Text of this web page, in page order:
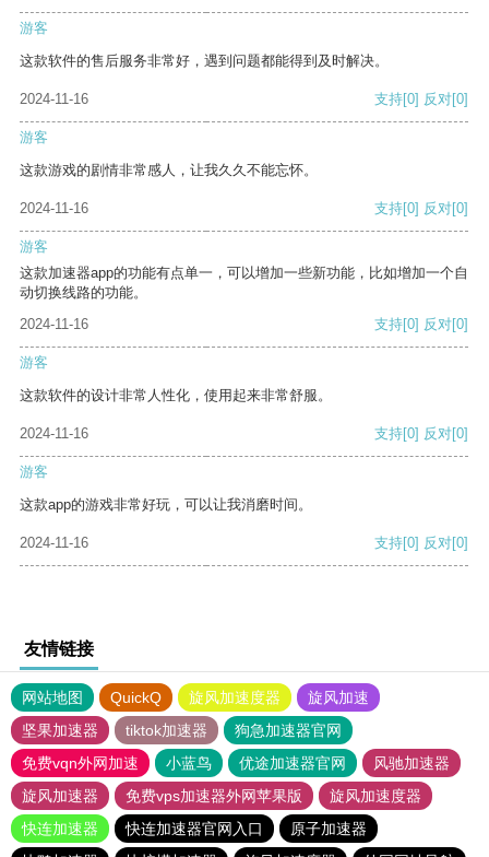
游客
这款软件的售后服务非常好，遇到问题都能得到及时解决。
2024-11-16 支持[0] 反对[0]
游客
这款游戏的剧情非常感人，让我久久不能忘怀。
2024-11-16 支持[0] 反对[0]
游客
这款加速器app的功能有点单一，可以增加一些新功能，比如增加一个自
动切换线路的功能。
2024-11-16
支持[0] 反对[0]
游客
这款软件的设计非常人性化，使用起来非常舒服。
2024-11-16 支持[0] 反对[0]
游客
这款app的游戏非常好玩，可以让我消磨时间。
2024-11-16 支持[0] 反对[0]
友情链接
网站地图 QuickQ 旋风加速度器
旋风加速
坚果加速器
tiktok加速器
狗急加速器官网
免费vqn外网加速
小蓝鸟 优途加速器官网
风驰加速器
旋风加速器
免费vps加速器外网苹果版
旋风加速度器
快连加速器
快连加速器官网入口
原子加速器